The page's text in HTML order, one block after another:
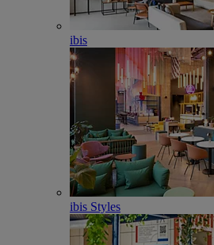
ibis
ibis Styles